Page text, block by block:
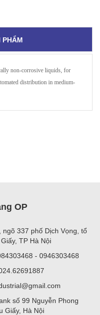
PHẨM
non-corrosive liquids, for
distribution in medium-
OP
ngõ 337 phố Dịch Vọng, tổ
TP Hà Nội
- 0946303468
số 99 Nguyễn Phong
Giấy, Hà Nội